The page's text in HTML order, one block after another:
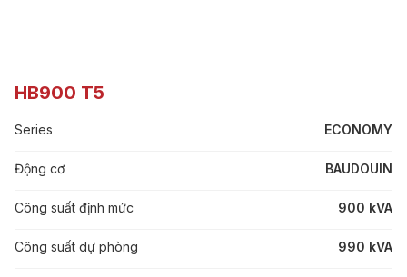
HB900 T5
Series ECONOMY
Động cơ BAUDOUIN
Công suất định mức 900 kVA
Công suất dự phòng 990 kVA